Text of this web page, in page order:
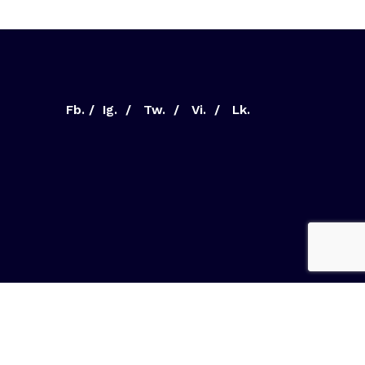
Fb./ Ig./ Tw./ Vi./ Lk.